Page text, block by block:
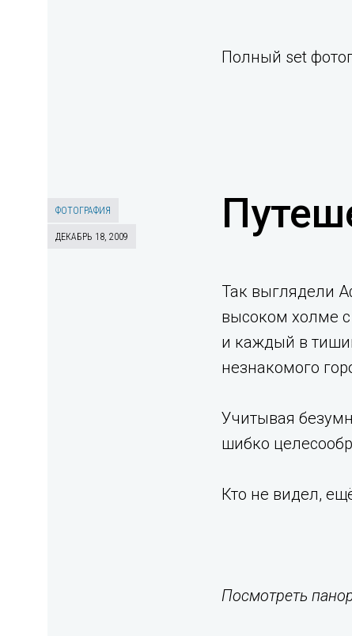
Полный set
ФОТОГРАФИЯ
ДЕКАБРЬ 18, 2009
Так выглядели
высоком холме
и каждый в
незнакомого
Учитывая
шибко
Кто не видел,
Посмотреть